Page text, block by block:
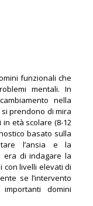
funzionali che
mentali. In
nella
prendono di mira
età scolare (8-12
basato sulla
l’ansia e la
era di indagare la
con livelli elevati di
se l’intervento
domini